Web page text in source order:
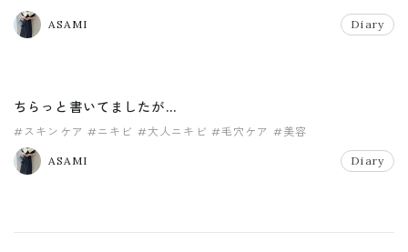
ASAMI Diary
ちらっと書いてましたが…
#スキンケア #ニキビ #大人ニキビ #毛穴ケア #美容
ASAMI Diary